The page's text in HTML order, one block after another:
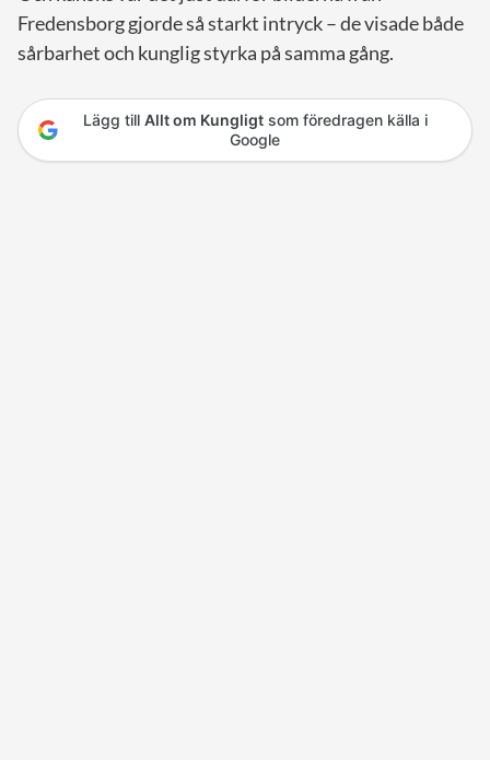
Fredensborg gjorde så starkt intryck – de visade både
sårbarhet och kunglig styrka på samma gång.
Lägg till Allt om Kungligtsom föredragen källa i
Google